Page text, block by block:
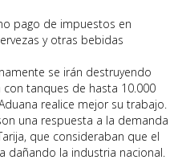
pago de impuestos en
y otras bebidas
se irán destruyendo
tanques de hasta 10.000
realice mejor su trabajo.
una respuesta a la demanda
que consideraban que el
dañando la industria nacional.